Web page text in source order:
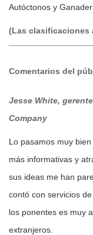
Autóctonos y
(Las clasificaciones
Comentarios del
Jesse White, g
Company
Lo pasamos muy
más informativas y
sus ideas me han
contó con servicios
los ponentes es muy
extranjeros.